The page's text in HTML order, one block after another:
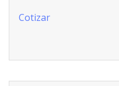
Cotizar